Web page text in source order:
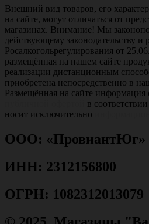
Внешний вид товаров, его
на сайте, могут отличаться от
магазинах. Внимание! Мы
действующему законодательству и
Росалкогольрегулирования от
размещённая на нашем сайте
реализации дистанционным
приобретена непосредственно в
Размещённая на сайте информация
в
носит исключительно
ООО: «ПровиантЮг»
ИНН: 2312156800
ОГРН: 1082312013079